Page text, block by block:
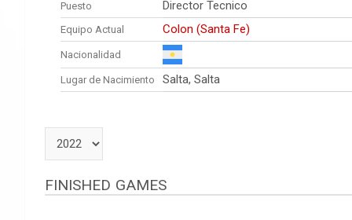
Puesto Director Tecnico
Equipo Actual Colon (Santa Fe)
Nacionalidad
Lugar de Nacimiento Salta, Salta
FINISHED GAMES